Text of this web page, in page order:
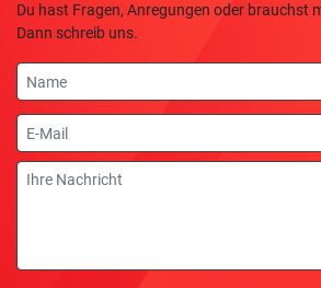
Du hast Fragen, Anregungen oder brauchst
Dann schreib uns.
Name
E-
Mail
Nachricht